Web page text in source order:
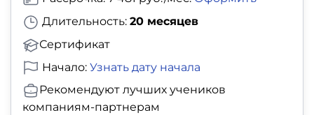
Длительность: 20 месяцев
Сертификат
Начало: Узнать дату начала
Рекомендуют лучших учеников
компаниям-партнерам